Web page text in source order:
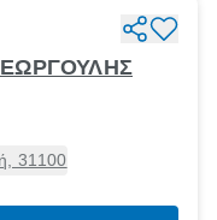
31100